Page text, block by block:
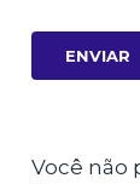
ENVIAR
Você não